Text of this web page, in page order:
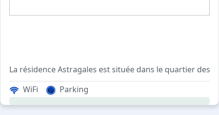
La résidence Astragales est située dans le quartier des
Ce quartier est relié aux quartiers de La Croisette et de
Le quartier calme, avec un loueur de ski, dépot de pain,
WiFi Parking